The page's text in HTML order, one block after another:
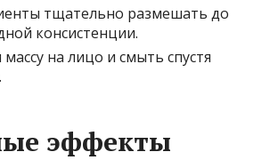
тщательно размешать до
консистенции.
на лицо и смыть спустя
эффекты